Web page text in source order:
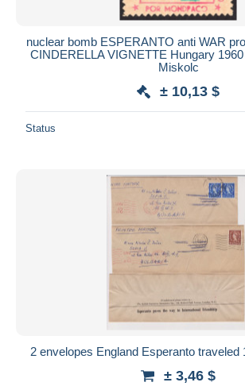
nuclear bomb ESPERANTO anti WAR
CINDERELLA VIGNETTE Hungary
Miskolc
± 10,13 $
Status
2 envelopes England Esperanto traveled
± 3,46 $